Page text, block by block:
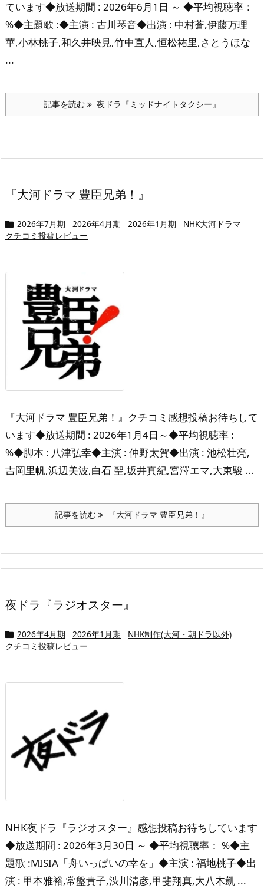
ています◆放送期間 : 2026年6月1日 ～ ◆平均視聴率：
%◆主題歌 :◆主演 : 古川琴音◆出演 : 中村蒼,伊藤万理
華,小林桃子,和久井映見,竹中直人,恒松祐里,さとうほな
...
記事を読む 夜ドラ『ミッドナイトタクシー』
『大河ドラマ 豊臣兄弟！』
 2026年7月期 2026年4月期 2026年1月期
NHK大河ドラマ
クチコミ投稿レビュー
『大河ドラマ 豊臣兄弟！』クチコミ感想投稿お待ちして
います◆放送期間 : 2026年1月4日～◆平均視聴率 :
%◆脚本 : 八津弘幸◆主演 : 仲野太賀◆出演 : 池松壮亮,
吉岡里帆,浜辺美波,白石 聖,坂井真紀,宮澤エマ,大東駿 ...
記事を読む 『大河ドラマ 豊臣兄弟！』
夜ドラ『ラジオスター』
 2026年4月期 2026年1月期
NHK制作(大河・朝ドラ以外)
クチコミ投稿レビュー
NHK夜ドラ『ラジオスター』感想投稿お待ちしています
◆放送期間 : 2026年3月30日 ～ ◆平均視聴率： %◆主
題歌 :MISIA「舟いっぱいの幸を」◆主演 : 福地桃子◆出
演 : 甲本雅裕,常盤貴子,渋川清彦,甲斐翔真,大八木凱 ...